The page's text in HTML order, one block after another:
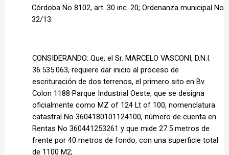
Córdoba No 8102, art. 30 inc. 20; Ordenanza municipal No
32/13.
CONSIDERANDO: Que, el Sr. MARCELO VASCONI, D.N.I.
36.535.063, requiere dar inicio al proceso de
escrituración de dos terrenos, el primero sito en Bv.
Colon 1188 Parque Industrial Oeste, que se designa
oficialmente como MZ of 124 Lt of 100, nomenclatura
catastral No 3604180101124100, número de cuenta en
Rentas No 360441253261 y que mide 27.5 metros de
frente por 40 metros de fondo, con una superficie total
de 1100 M2;